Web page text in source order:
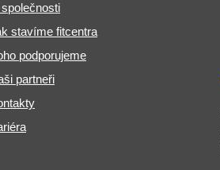
stavíme fitcentra
podporujeme
partneři